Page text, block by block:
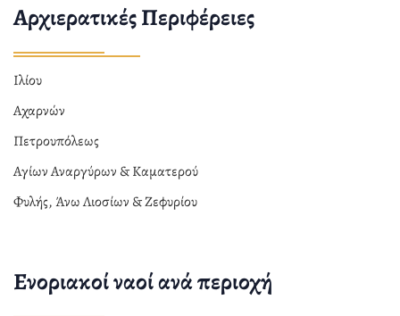
Αρχιερατικές Περιφέρειες
Ιλίου
Αχαρνών
Πετρουπόλεως
Αγίων Αναργύρων & Καματερού
Φυλής, Άνω Λιοσίων & Ζεφυρίου
Ενοριακοί ναοί ανά περιοχή